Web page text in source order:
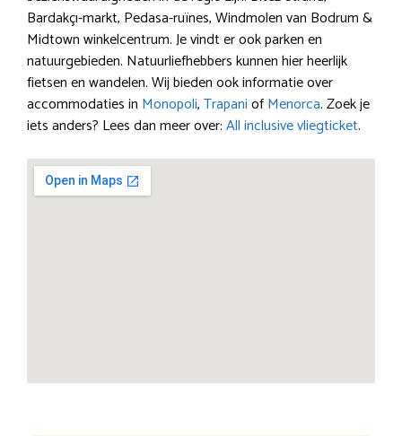
Bardakçı-markt, Pedasa-ruïnes, Windmolen van Bodrum &
Midtown winkelcentrum. Je vindt er ook parken en
natuurgebieden. Natuurliefhebbers kunnen hier heerlijk
fietsen en wandelen. Wij bieden ook informatie over
accommodaties in Monopoli,TrapaniofMenorca. Zoek je
iets anders? Lees dan meer over:All inclusive vliegticket.